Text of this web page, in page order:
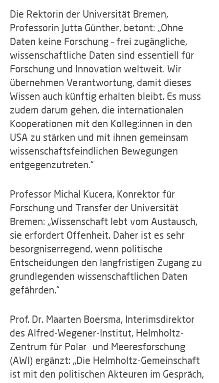
Die Rektorin der Universität Bremen,
Professorin Jutta Günther, betont: „Ohne
Daten keine Forschung – frei zugängliche,
wissenschaftliche Daten sind essentiell für
Forschung und Innovation weltweit. Wir
übernehmen Verantwortung, damit dieses
Wissen auch künftig erhalten bleibt. Es muss
zudem darum gehen, die internationalen
Kooperationen mit den Kolleg:innen in den
USA zu stärken und mit ihnen gemeinsam
wissenschaftsfeindlichen Bewegungen
entgegenzutreten.“
Professor Michal Kucera, Konrektor für
Forschung und Transfer der Universität
Bremen: „Wissenschaft lebt vom Austausch,
sie erfordert Offenheit. Daher ist es sehr
besorgniserregend, wenn politische
Entscheidungen den langfristigen Zugang zu
grundlegenden wissenschaftlichen Daten
gefährden.“
Prof. Dr. Maarten Boersma, Interimsdirektor
des Alfred-Wegener-Institut, Helmholtz-
Zentrum für Polar- und Meeresforschung
(AWI) ergänzt: „Die Helmholtz-Gemeinschaft
ist mit den politischen Akteuren im Gespräch,